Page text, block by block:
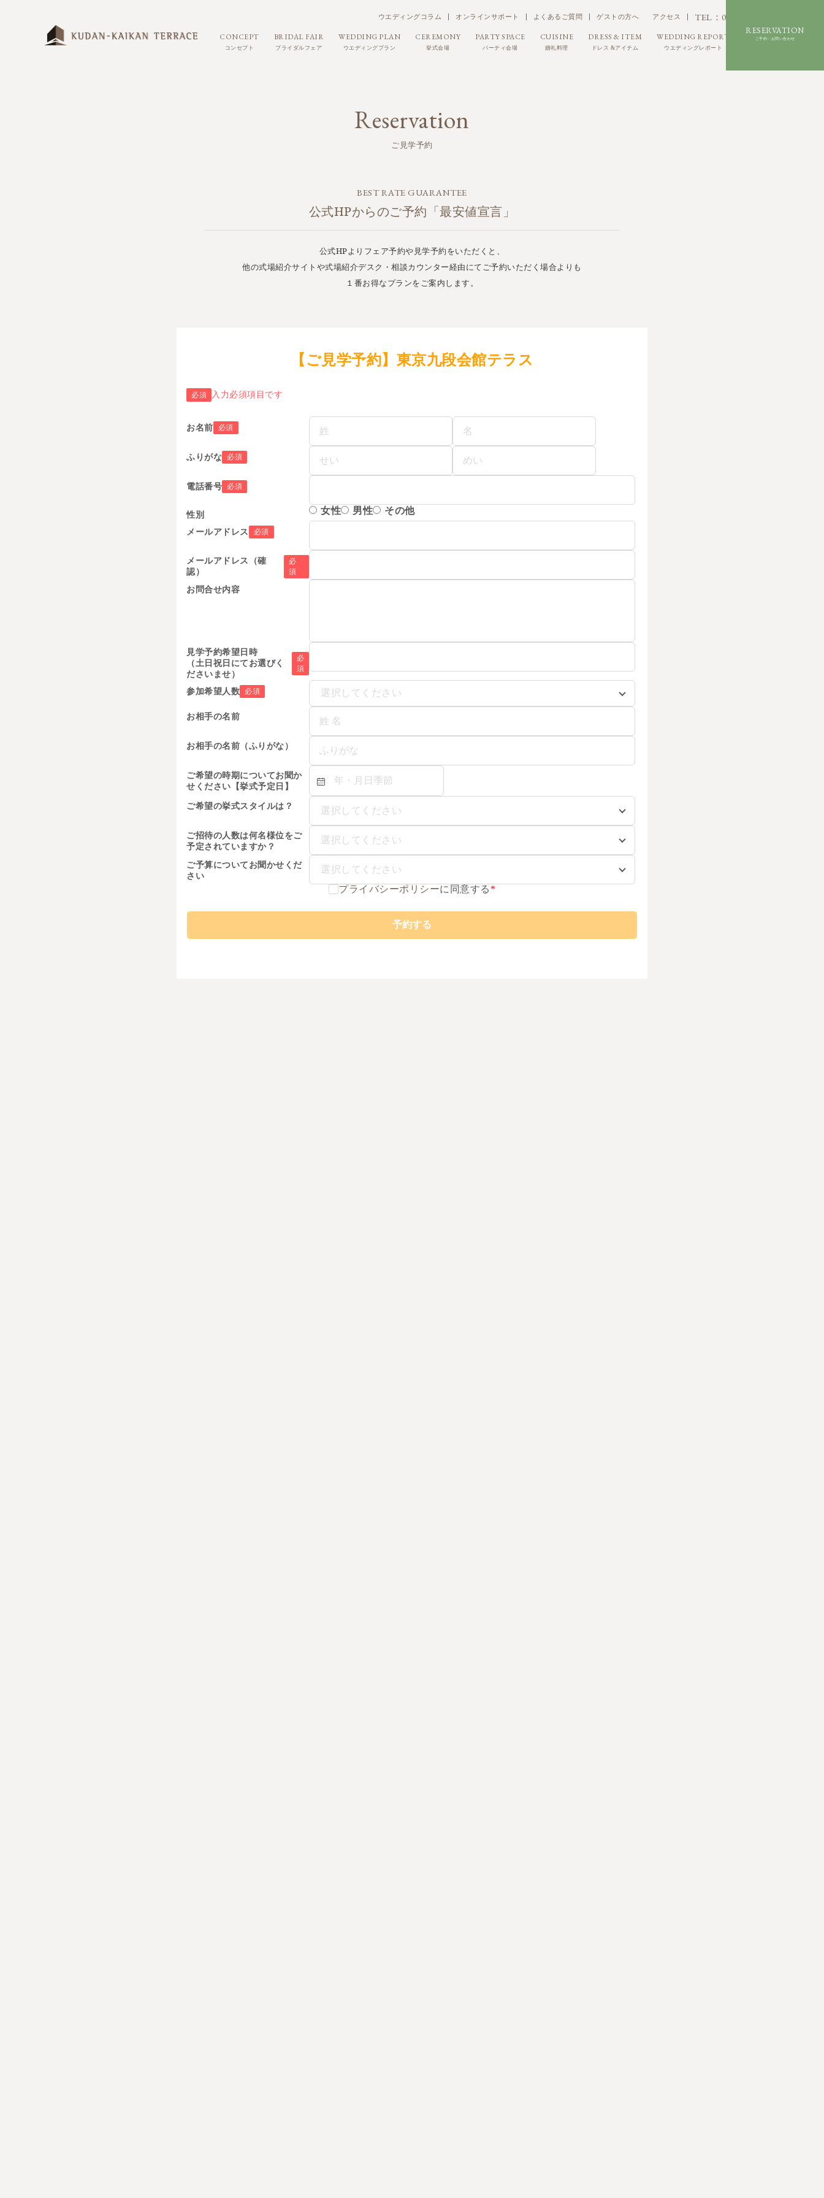
ウエディングコラム オンラインサポート よくあるご質問 ゲストの方へ アクセス TEL：03-6280-6780
CONCEPT
コンセプト
BRIDAL FAIR
ブライダルフェア
WEDDING PLAN
ウエディングプラン
CEREMONY
挙式会場
PARTY SPACE
パーティ会場
CUISINE
婚礼料理
DRESS & ITEM
ドレス &アイテム
WEDDING REPORT
ウエディングレポート
FACILITY
RESERVATION
ご予約・お問い合わせ
Reservation
ご見学予約
BEST RATE GUARANTEE
公式HPからのご予約「最安値宣言」
公式HPよりフェア予約や見学予約をいただくと、
他の式場紹介サイトや式場紹介デスク・相談カウンター経由にてご予約いただく場合よりも
１番お得なプランをご案内します。
【ご見学予約】東京九段会館テラス
必須 入力必須項目です
お名前 必須
ふりがな 必須
電話番号 必須
性別 女性 男性 その他
メールアドレス 必須
メールアドレス（確
認）
必
須
お問合せ内容
見学予約希望日時
（土日祝日にてお選びく
ださいませ）
必
須
参加希望人数 必須 選択してください
お相手の名前
お相手の名前（ふりがな）
ご希望の時期についてお聞か
せください【挙式予定日】
ご希望の挙式スタイルは？ 選択してください
ご招待の人数は何名様位をご
予定されていますか？
選択してください
ご予算についてお聞かせくだ
さい
選択してください
プライバシーポリシーに同意する *
予約する